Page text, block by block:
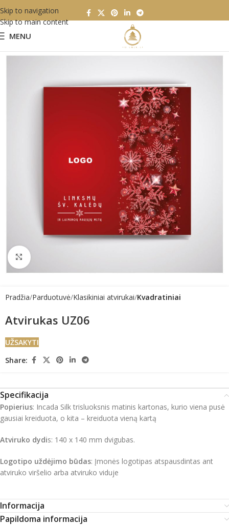
Skip to navigation
Skip to main content
MENU
Click to enlarge
Pradžia Parduotuvė Klasikiniai atvirukai Kvadratiniai
Atvirukas UZ06
UŽSAKYTI
Share:
Specifikacija
Popierius: Incada Silk trisluoksnis matinis kartonas, kurio viena pusė
gausiai kreiduota, o kita – kreiduota vieną kartą
Atviruko dydis: 140 x 140 mm dvigubas.
Logotipo uždėjimo būdas: Įmonės logotipas atspausdintas ant
atviruko viršelio arba atviruko viduje
Informacija
Papildoma informacija